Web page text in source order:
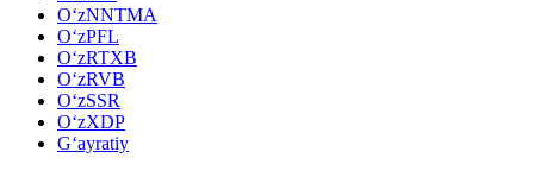
O‘zNNTMA
O‘zPFL
O‘zRTXB
O‘zRVB
O‘zSSR
O‘zXDP
G‘ayratiy